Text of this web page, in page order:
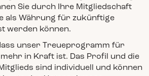
Sie durch Ihre Mitgliedschaft
als Währung für zukünftige
werden können.
unser Treueprogramm für
in Kraft ist. Das Profil und die
sind individuell und können